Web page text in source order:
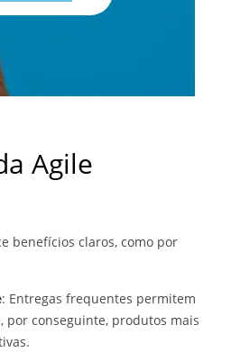
Agile
benefícios claros, como por
: Entregas frequentes permitem
por conseguinte, produtos mais